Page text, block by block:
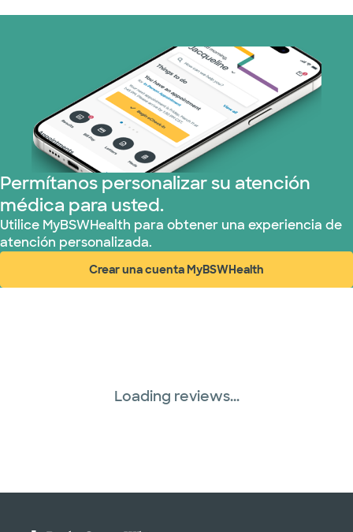
Permítanos personalizar su atención
médica para usted.
Utilice MyBSWHealth para obtener una experiencia de
atención personalizada.
Crear una cuenta MyBSWHealth
(abre en ventana nueva)
Loading reviews...